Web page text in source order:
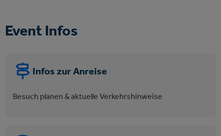
Event Infos
Infos zur Anreise
Besuch planen & aktuelle Verkehrshinweise